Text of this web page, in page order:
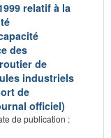
relatif à la
des
de
industriels
de
officiel)
de publication :